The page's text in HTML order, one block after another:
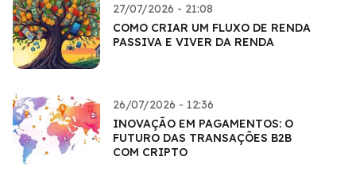
27/07/2026 - 21:08
COMO CRIAR UM FLUXO DE RENDA
PASSIVA E VIVER DA RENDA
26/07/2026 - 12:36
INOVAÇÃO EM PAGAMENTOS: O
FUTURO DAS TRANSAÇÕES B2B
COM CRIPTO